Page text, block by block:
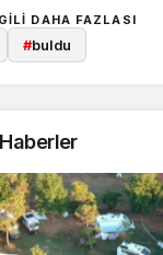
DAHA FAZLASI
#buldu